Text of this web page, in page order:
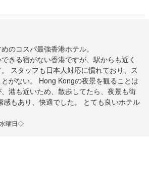
のコスパ最強香港ホテル。
きる宿がない香港ですが、駅からも近く
スタッフも日本人対応に慣れており、ス
がない。 Hong Kongの夜景を観ることは
港も近いため、散歩してたら、夜景も街
感もあり、快適でした。 とても良いホテル
曜日◇